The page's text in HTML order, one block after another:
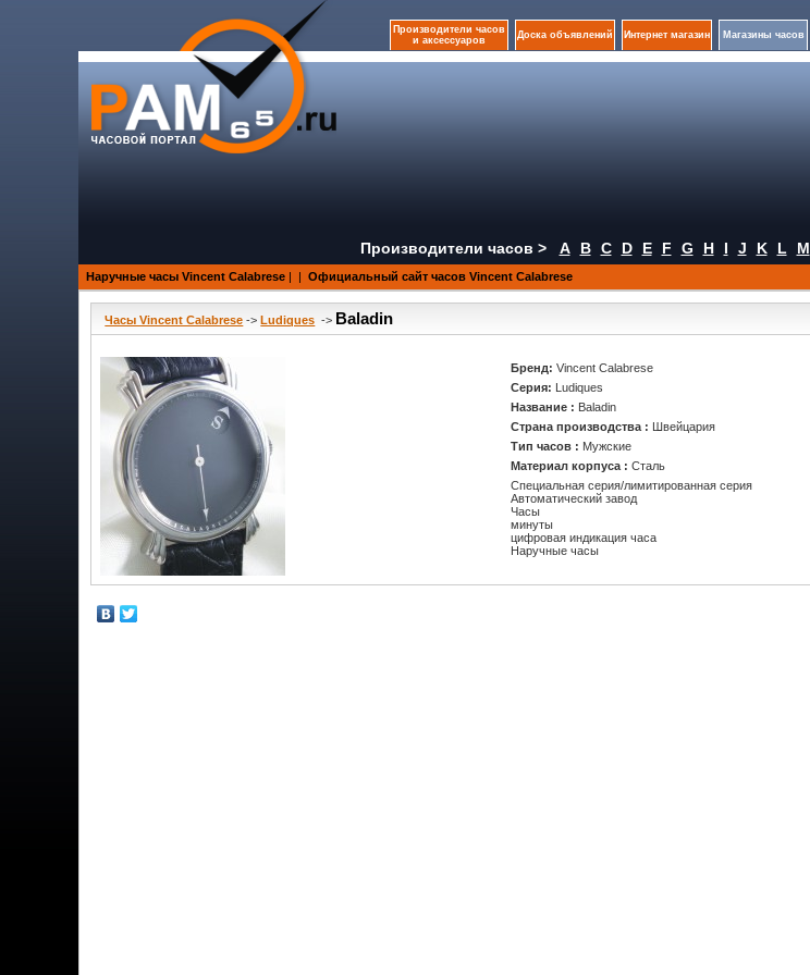
Производители часов
и аксессуаров
Доска объявлений Интернет магазин Магазины часов
Производители часов > A B C D E F G H I J K L M
Наручные часы Vincent Calabrese | | Официальный сайт часов Vincent Calabrese
Часы Vincent Calabrese -> Ludiques -> Baladin
Бренд:Vincent Calabrese
Серия:
Ludiques
Название : Baladin
Страна производства :
Швейцария
Тип часов : Мужские
Материал корпуса :Сталь
Специальная серия/лимитированная серия
Автоматический завод
Часы
минуты
цифровая индикация часа
Наручные часы